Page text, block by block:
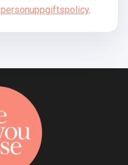
personuppgiftspolicy.